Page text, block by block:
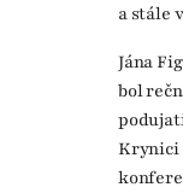
a stále
Jána
bol
Krynici